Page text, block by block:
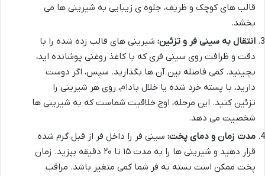
قالب های کوچک و ظریف، جلوه ی زیبایی به شیرینی ها می
بخشد.
انتقال به سینی فر و تزئین: شیرینی های قالب زده شده را با
دقت و ظرافت روی سینی فری که با کاغذ روغنی پوشانده اید،
بچینید. کمی فاصله بین آن ها بگذارید. سپس، اگر دوست
دارید، با پسته خرد شده یا خلال بادام، روی هر شیرینی را
تزئین کنید. این مرحله، اوج خلاقیت شماست که به شیرینی ها
شخصیت می دهد.
مدت زمان و دمای پخت: سینی فر را داخل فر از قبل گرم شده
قرار دهید و شیرینی ها را به مدت ۱۵ تا ۲۰ دقیقه بپزید. زمان
پخت ممکن است بسته به فر شما کمی متغیر باشد. مراقب